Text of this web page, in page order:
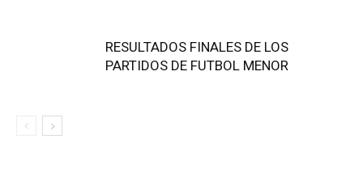
RESULTADOS FINALES DE LOS
PARTIDOS DE FUTBOL MENOR